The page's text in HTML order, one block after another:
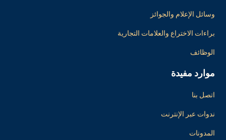
وسائل الإعلام والجوائز
براءات الاختراع والعلامات التجارية
الوظائف
موارد مفيدة
اتصل بنا
ندوات عبر الإنترنت
المدونات